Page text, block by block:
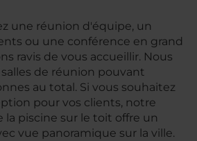
une réunion d'équipe, un
ou une conférence en grand
ravis de vous accueillir. Nous
de réunion pouvant
au total. Si vous souhaitez
pour vos clients, notre
la piscine sur le toit offre un
vue panoramique sur la ville.